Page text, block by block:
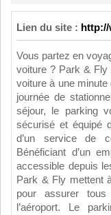
Lien du site :
Vous partez en
voiture ? Park & Fly
voiture à une minute
journée de
séjour, le parking
sécurisé et équipé
d’un service de
Bénéficiant d’un
accessible depuis
Park & Fly mettent
pour assurer
l’aéroport. Le